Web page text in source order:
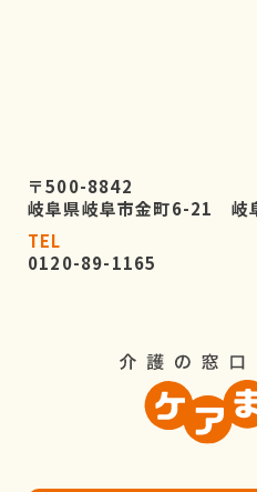
〒500-8842
岐阜県岐阜市金町6-21 岐
TEL
0120-89-1165